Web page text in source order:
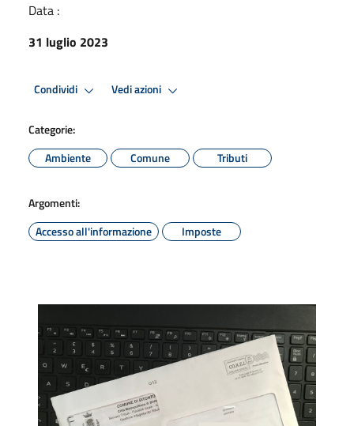
Data :
31 luglio 2023
Condividi Vedi azioni
Categorie:
Ambiente
Comune Tributi
Argomenti:
Accesso all'informazione
Imposte